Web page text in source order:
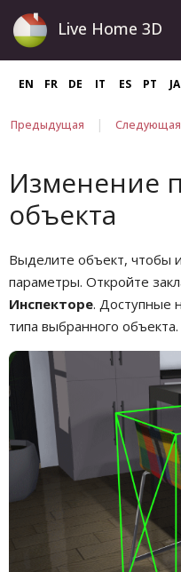
Live Home 3D
EN FR DE IT ES PT JA
Предыдущая | Следующая
Изменение
объекта
Выделите объект, чтобы
параметры. Откройте
Инспекторе. Доступные
типа выбранного объекта.